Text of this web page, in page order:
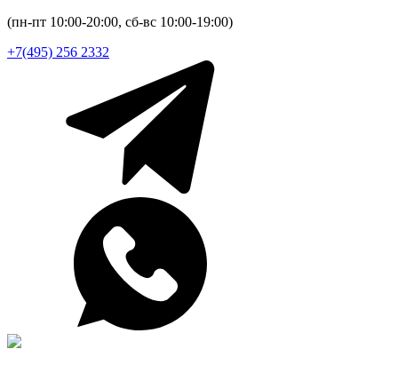
(пн-пт 10:00-20:00, сб-вс 10:00-19:00)
+7(495) 256 2332